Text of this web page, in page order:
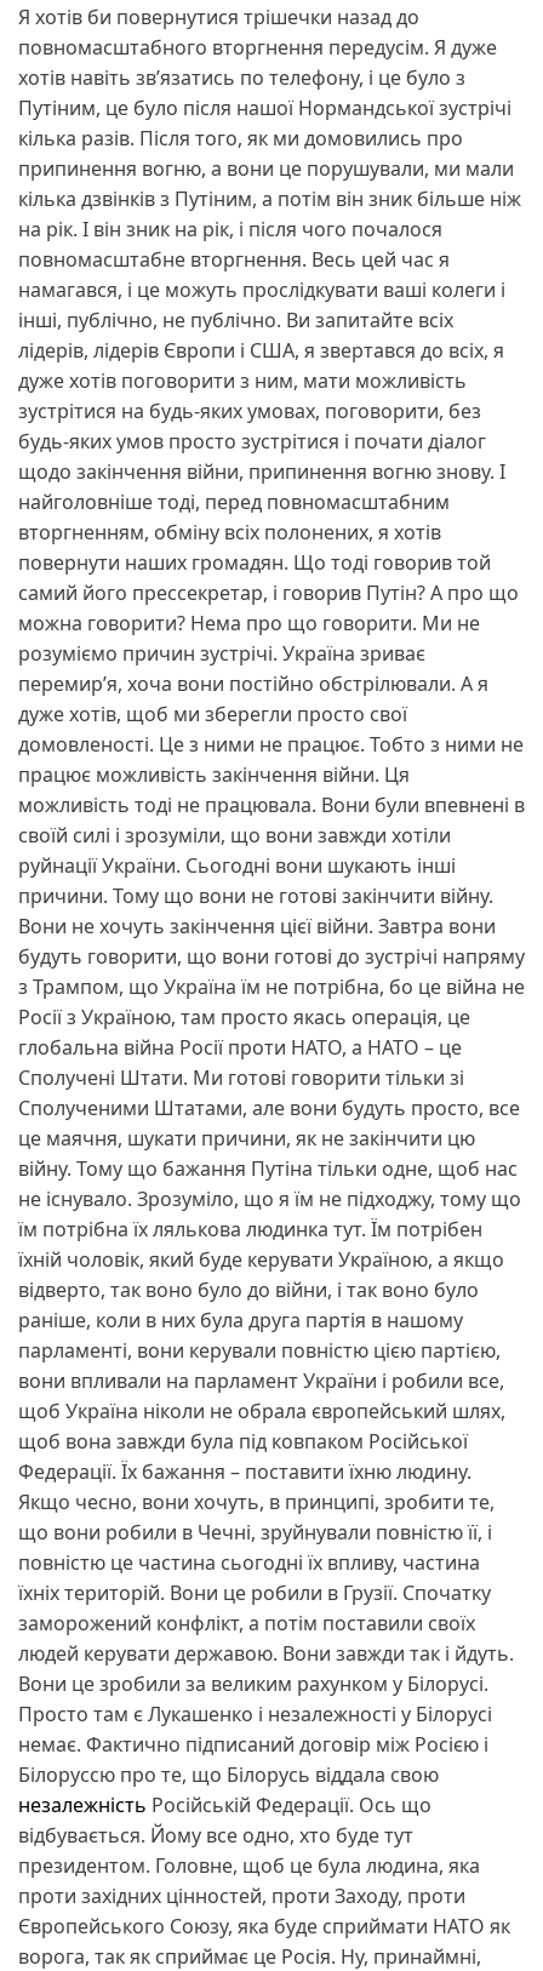
Я хотів би повернутися трішечки назад до
повномасштабного вторгнення передусім. Я дуже
хотів навіть зв’язатись по телефону, і це було з
Путіним, це було після нашої Нормандської зустрічі
кілька разів. Після того, як ми домовились про
припинення вогню, а вони це порушували, ми мали
кілька дзвінків з Путіним, а потім він зник більше ніж
на рік. І він зник на рік, і після чого почалося
повномасштабне вторгнення. Весь цей час я
намагався, і це можуть прослідкувати ваші колеги і
інші, публічно, не публічно. Ви запитайте всіх
лідерів, лідерів Європи і США, я звертався до всіх, я
дуже хотів поговорити з ним, мати можливість
зустрітися на будь-яких умовах, поговорити, без
будь-яких умов просто зустрітися і почати діалог
щодо закінчення війни, припинення вогню знову. І
найголовніше тоді, перед повномасштабним
вторгненням, обміну всіх полонених, я хотів
повернути наших громадян. Що тоді говорив той
самий його прессекретар, і говорив Путін? А про що
можна говорити? Нема про що говорити. Ми не
розуміємо причин зустрічі. Україна зриває
перемир’я, хоча вони постійно обстрілювали. А я
дуже хотів, щоб ми зберегли просто свої
домовленості. Це з ними не працює. Тобто з ними не
працює можливість закінчення війни. Ця
можливість тоді не працювала. Вони були впевнені в
своїй силі і зрозуміли, що вони завжди хотіли
руйнації України. Сьогодні вони шукають інші
причини. Тому що вони не готові закінчити війну.
Вони не хочуть закінчення цієї війни. Завтра вони
будуть говорити, що вони готові до зустрічі напряму
з Трампом, що Україна їм не потрібна, бо це війна не
Росії з Україною, там просто якась операція, це
глобальна війна Росії проти НАТО, а НАТО – це
Сполучені Штати. Ми готові говорити тільки зі
Сполученими Штатами, але вони будуть просто, все
це маячня, шукати причини, як не закінчити цю
війну. Тому що бажання Путіна тільки одне, щоб нас
не існувало. Зрозуміло, що я їм не підходжу, тому що
їм потрібна їх лялькова людинка тут. Їм потрібен
їхній чоловік, який буде керувати Україною, а якщо
відверто, так воно було до війни, і так воно було
раніше, коли в них була друга партія в нашому
парламенті, вони керували повністю цією партією,
вони впливали на парламент України і робили все,
щоб Україна ніколи не обрала європейський шлях,
щоб вона завжди була під ковпаком Російської
Федерації. Їх бажання – поставити їхню людину.
Якщо чесно, вони хочуть, в принципі, зробити те,
що вони робили в Чечні, зруйнували повністю її, і
повністю це частина сьогодні їх впливу, частина
їхніх територій. Вони це робили в Грузії. Спочатку
заморожений конфлікт, а потім поставили своїх
людей керувати державою. Вони завжди так і йдуть.
Вони це зробили за великим рахунком у Білорусі.
Просто там є Лукашенко і незалежності у Білорусі
немає. Фактично підписаний договір між Росією і
Білоруссю про те, що Білорусь віддала свою
незалежність Російській Федерації. Ось що
відбувається. Йому все одно, хто буде тут
президентом. Головне, щоб це була людина, яка
проти західних цінностей, проти Заходу, проти
Європейського Союзу, яка буде сприймати НАТО як
ворога, так як сприймає це Росія. Ну, принаймні,